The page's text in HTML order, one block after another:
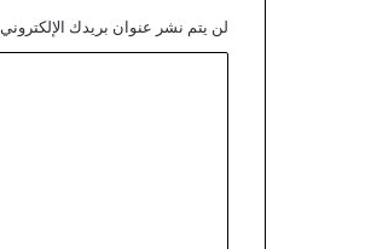
لن يتم نشر عنوان بريدك الإلكتروني.